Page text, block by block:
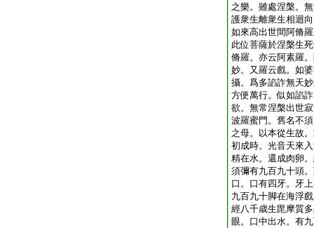
之樂。雖處涅槃。
護衆生離衆生相迴
如來高出世間阿脩
此位菩薩於涅槃生
脩羅。亦云阿素羅
妙。又羅云戲。如
攝。爲多諂詐無天
方便萬行。似如諂
欲。無常涅槃出世
波羅蜜門。舊名不
之母。以本從生故
初成時。光音天來
精在水。還成肉卵
須彌有九百九十頭
口。口有四牙。牙
九百九十脚在海浮
經八千歳生毘摩質
眼。口中出水。有